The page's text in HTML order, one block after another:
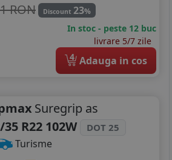
RON Discount 23%
In stoc - peste 12 buc
livrare 5/7 zile
4 Adauga in cos
Suregrip as
35 R22 102W
DOT 25
Turisme